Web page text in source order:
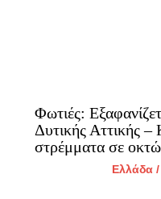
Φωτιές:
Δυτικής Αττικής
στρέμματα σε
Ελλάδα/